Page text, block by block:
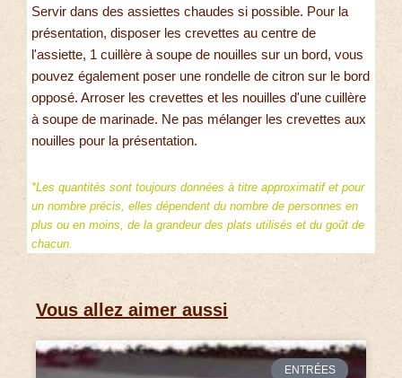
Servir dans des assiettes chaudes si possible. Pour la
présentation, disposer les crevettes au centre de
l'assiette, 1 cuillère à soupe de nouilles sur un bord, vous
pouvez également poser une rondelle de citron sur le bord
opposé. Arroser les crevettes et les nouilles d'une cuillère
à soupe de marinade. Ne pas mélanger les crevettes aux
nouilles pour la présentation.
*Les quantités sont toujours données à titre approximatif et pour
un nombre précis, elles dépendent du nombre de personnes en
plus ou en moins, de la grandeur des plats utilisés et du goût de
chacun.
Vous allez aimer aussi
ENTRÉES